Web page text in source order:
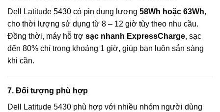
Dell Latitude 5430 có pin dung lượng 58Wh hoặc 63Wh,
cho thời lượng sử dụng từ 8 – 12 giờ tùy theo nhu cầu.
Đồng thời, máy hỗ trợ sạc nhanh ExpressCharge, sạc
đến 80% chỉ trong khoảng 1 giờ, giúp bạn luôn sẵn sàng
khi cần.
7. Đối tượng phù hợp
Dell Latitude 5430 phù hợp với nhiều nhóm người dùng